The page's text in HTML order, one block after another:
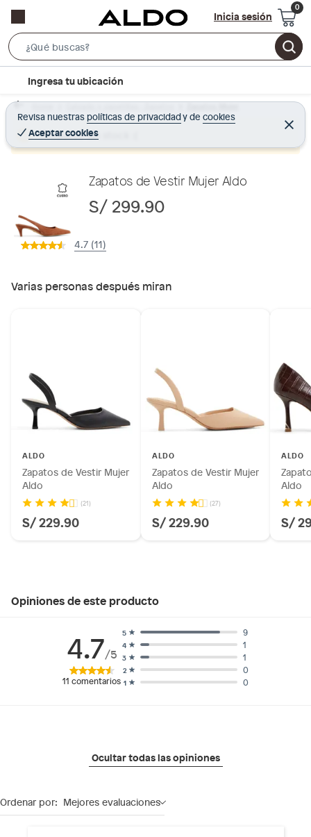
Inicia sesión
e
r
c
B
r
c
t
n
Ingresa tu ubicación
Revisa nuestras políticas de privacidadyde cookies
Aceptar cookies
C
e
r
Home Calzado y zapatillas - Zapatos Zapatos Mujer
Producto sin stock :(
Zapatos de Vestir Mujer Aldo
S/ 299.90
4.7 (11)
Varias personas después miran
ALDO
Zapatos de Vestir Mujer
Aldo
(21)
S/ 229.90
ALDO
Zapatos de Vestir Mujer
Aldo
(27)
S/ 229.90
ALDO
Aldo
S/
Opiniones de este producto
4.7/5
11 comentarios 1 0
2 0
3 1
4 1
5 9
Ocultar todas las opiniones
Ordenar por: Mejores evaluaciones